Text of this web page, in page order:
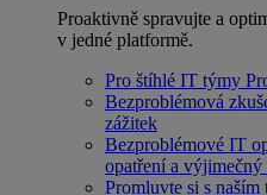
Proaktivně spravujte a
v jedné platformě.
Pro štíhlé IT týmy
Bezproblémová
zážitek
Bezproblémové IT
opatření a výjimečný
Promluvte si s naším